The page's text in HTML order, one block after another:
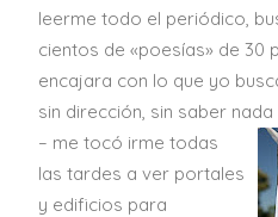
leerme todo el periódico,
cientos de «poesías» de 30
encajara con lo que yo
sin dirección, sin saber nada
– me tocó irme todas
las tardes a ver portales
y edificios para